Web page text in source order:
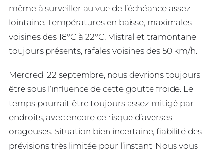
même à surveiller au vue de l’échéance assez
lointaine. Températures en baisse, maximales
voisines des 18°C à 22°C. Mistral et tramontane
toujours présents, rafales voisines des 50 km/h.
Mercredi 22 septembre, nous devrions toujours
être sous l’influence de cette goutte froide. Le
temps pourrait être toujours assez mitigé par
endroits, avec encore ce risque d’averses
orageuses. Situation bien incertaine, fiabilité des
prévisions très limitée pour l’instant. Nous vous